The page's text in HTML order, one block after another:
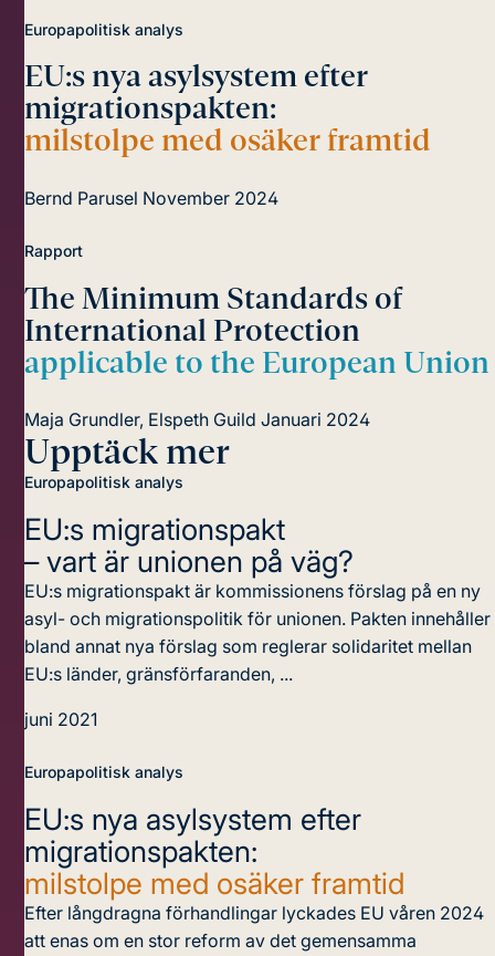
Europapolitisk analys
EU:s nya asylsystem efter
migrationspakten:
milstolpe med osäker framtid
Bernd Parusel November 2024
Rapport
The Minimum Standards of
International Protection
applicable to the European Union
Maja Grundler, Elspeth Guild Januari 2024
Upptäck mer
Europapolitisk analys
EU:s migrationspakt
– vart är unionen på väg?
EU:s migrationspakt är kommissionens förslag på en ny
asyl- och migrationspolitik för unionen. Pakten innehåller
bland annat nya förslag som reglerar solidaritet mellan
EU:s länder, gränsförfaranden, ...
juni 2021
Europapolitisk analys
EU:s nya asylsystem efter
migrationspakten:
milstolpe med osäker framtid
Efter långdragna förhandlingar lyckades EU våren 2024
att enas om en stor reform av det gemensamma